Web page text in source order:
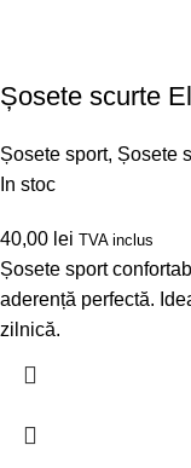
Șosete scurte
Șosete sport, Șosete
In stoc
40,00 lei TVA inclus
Șosete sport
aderență perfectă.
zilnică.